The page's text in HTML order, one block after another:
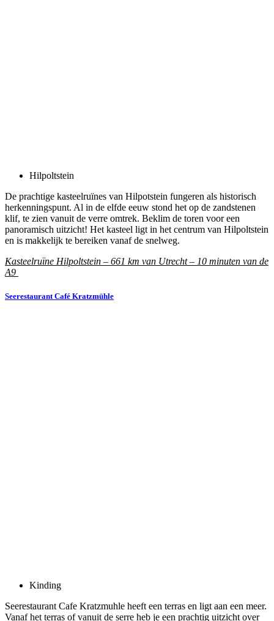
Hilpoltstein
De prachtige kasteelruïnes van Hilpotstein fungeren als historisch
herkenningspunt. Al in de elfde eeuw stond het op de zandstenen
klif, te zien vanuit de verre omtrek. Beklim de toren voor een
panoramisch uitzicht! Het kasteel ligt in het centrum van Hilpoltstein
en is makkelijk te bereiken vanaf de snelweg.
Kasteelruïne Hilpoltstein – 661 km van Utrecht – 10 minuten van de
A9
Seerestaurant Café Kratzmühle
Kinding
Seerestaurant Cafe Kratzmuhle heeft een terras en ligt aan een meer.
Vanaf het terras of vanuit de serre heb je een prachtig uitzicht over